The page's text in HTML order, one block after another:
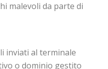
malevoli da parte di
inviati al terminale
o dominio gestito